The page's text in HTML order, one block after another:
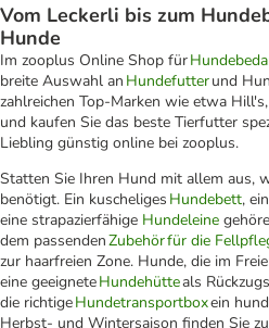
Vom Leckerli bis zum
Hunde
Im zooplus Online Shop für
breite Auswahl an Hundefutterund
zahlreichen Top-Marken wie etwa
und kaufen Sie das beste Tierfutter
Liebling günstig online bei zooplus.
Statten Sie Ihren Hund mit allem aus,
benötigt. Ein kuscheliges Hundebett,
eine strapazierfähige Hundeleine
dem passendenZubehör für die
zur haarfreien Zone. Hunde, die im
eine geeigneteHundehütteals
die richtigeHundetransportboxein
Herbst- und Wintersaison finden Sie